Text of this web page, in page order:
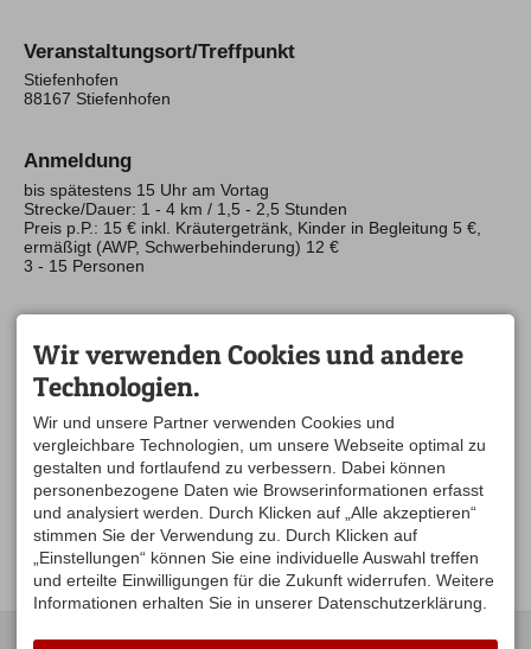
Veranstaltungsort/Treffpunkt
Stiefenhofen
88167 Stiefenhofen
Anmeldung
bis spätestens 15 Uhr am Vortag
Strecke/Dauer: 1 - 4 km / 1,5 - 2,5 Stunden
Preis p.P.: 15 € inkl. Kräutergetränk, Kinder in Begleitung 5 €,
ermäßigt (AWP, Schwerbehinderung) 12 €
3 - 15 Personen
Dr. med.
Helga Wollmerstedt
Mutten 9
88167 Stiefenhofen / Mutten
Mobil0174 798 38 81
wald-und-kraeuter@posteo.de
Weitere Informationen
Kraftquelle Allgäu - Kräuter 2026 (PDF, 4,49 MB)
KONTAKT UNSERE
Wir verwenden Cookies und andere
Technologien.
Wir und unsere Partner verwenden Cookies und
vergleichbare Technologien, um unsere Webseite optimal zu
gestalten und fortlaufend zu verbessern. Dabei können
personenbezogene Daten wie Browserinformationen erfasst
und analysiert werden. Durch Klicken auf „Alle akzeptieren“
stimmen Sie der Verwendung zu. Durch Klicken auf
„Einstellungen“ können Sie eine individuelle Auswahl treffen
und erteilte Einwilligungen für die Zukunft widerrufen. Weitere
Informationen erhalten Sie in unserer Datenschutzerklärung.